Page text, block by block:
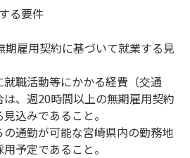
る要件
期雇用契約に基づいて就業する見
就職活動等にかかる経費（交通
、週20時間以上の無期雇用契約
込みであること。
の通勤が可能な宮崎県内の勤務地
予定であること。